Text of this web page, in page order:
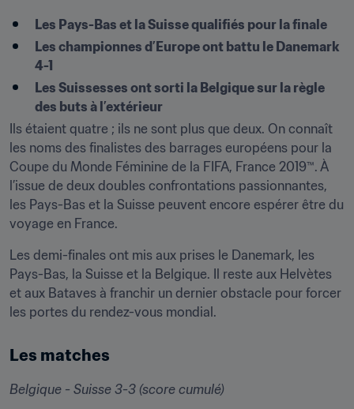
Les Pays-Bas et la Suisse qualifiés pour la finale
Les championnes d’Europe ont battu le Danemark
4-1
Les Suissesses ont sorti la Belgique sur la règle
des buts à l’extérieur
Ils étaient quatre ; ils ne sont plus que deux. On connaît
les noms des finalistes des barrages européens pour la
Coupe du Monde Féminine de la FIFA, France 2019™. À
l’issue de deux doubles confrontations passionnantes,
les Pays-Bas et la Suisse peuvent encore espérer être du
voyage en France.
Les demi-finales ont mis aux prises le Danemark, les
Pays-Bas, la Suisse et la Belgique. Il reste aux Helvètes
et aux Bataves à franchir un dernier obstacle pour forcer
les portes du rendez-vous mondial.
Les matches
Belgique - Suisse 3-3 (score cumulé)